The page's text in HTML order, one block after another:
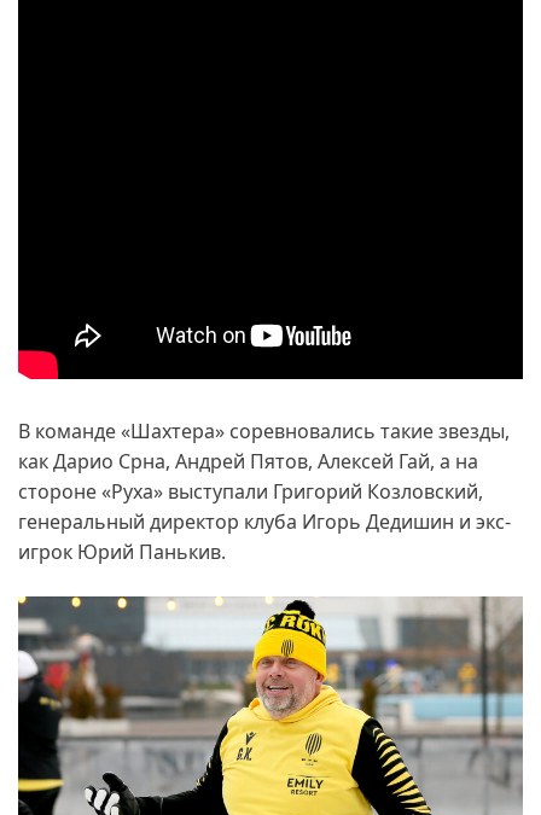
В команде «Шахтера» соревновались такие звезды,
как Дарио Срна, Андрей Пятов, Алексей Гай, а на
стороне «Руха» выступали Григорий Козловский,
генеральный директор клуба Игорь Дедишин и экс-
игрок Юрий Панькив.